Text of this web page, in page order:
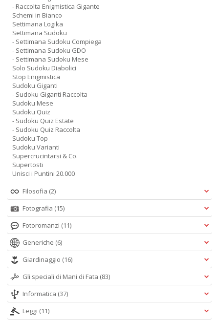
- Raccolta Enigmistica Gigante
Schemi in Bianco
Settimana Logika
Settimana Sudoku
- Settimana Sudoku Compiega
- Settimana Sudoku GDO
- Settimana Sudoku Mese
Solo Sudoku Diabolici
Stop Enigmistica
Sudoku Giganti
- Sudoku Giganti Raccolta
Sudoku Mese
Sudoku Quiz
- Sudoku Quiz Estate
- Sudoku Quiz Raccolta
Sudoku Top
Sudoku Varianti
Supercrucintarsi & Co.
Supertosti
Unisci i Puntini 20.000
Filosofia (2)
Fotografia (15)
Fotoromanzi (11)
Generiche (6)
Giardinaggio (16)
Gli speciali di Mani di Fata (83)
Informatica (37)
Leggi (11)